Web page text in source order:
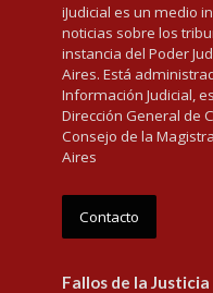
iJudicial es un medio
noticias sobre los
instancia del Poder
Aires. Está
Información Judicial,
Dirección General de
Consejo de la
Aires
Contacto
Fallos de la